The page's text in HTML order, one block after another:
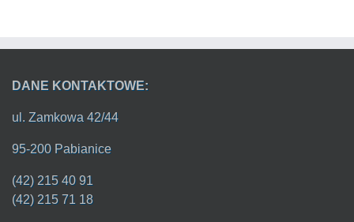
DANE KONTAKTOWE:
ul. Zamkowa 42/44
95-200 Pabianice
(42) 215 40 91
(42) 215 71 18